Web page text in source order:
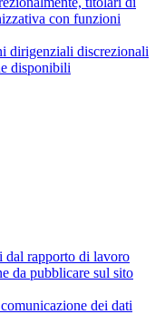
con funzioni
dirigenziali discrezionali
disponibili
dal rapporto di lavoro
da pubblicare sul sito
dei dati